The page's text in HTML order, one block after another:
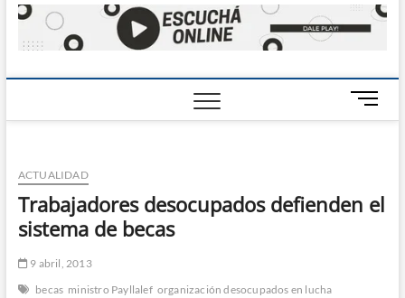
B
o
d
e
ACTUALIDAD
Trabajadores desocupados defienden el
sistema de becas
9 abril, 2013
becas ministro Payllalef organización desocupados en lucha